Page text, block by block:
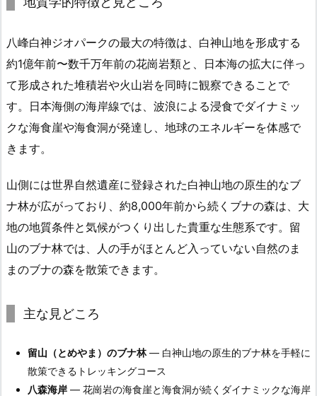
八峰白神ジオパークの最大の特徴は、白神山地を形成する
約1億年前〜数千万年前の花崗岩類と、日本海の拡大に伴っ
て形成された堆積岩や火山岩を同時に観察できることで
す。日本海側の海岸線では、波浪による浸食でダイナミッ
クな海食崖や海食洞が発達し、地球のエネルギーを体感で
きます。
山側には世界自然遺産に登録された白神山地の原生的なブ
ナ林が広がっており、約8,000年前から続くブナの森は、大
地の地質条件と気候がつくり出した貴重な生態系です。留
山のブナ林では、人の手がほとんど入っていない自然のま
まのブナの森を散策できます。
主な見どころ
留山（とめやま）のブナ林— 白神山地の原生的ブナ林を手軽に
散策できるトレッキングコース
八森海岸 — 花崗岩の海食崖と海食洞が続くダイナミックな海岸